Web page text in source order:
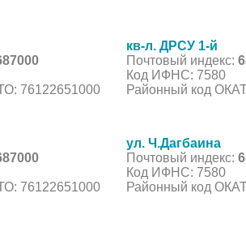
76122651000
кв-л. ДРСУ 1-й
Почтовый индекс:
Код ИФНС: 7580
Районный код
76122651000
ул. Ч.Дагбаина
Почтовый индекс:
Код ИФНС: 7580
Районный код